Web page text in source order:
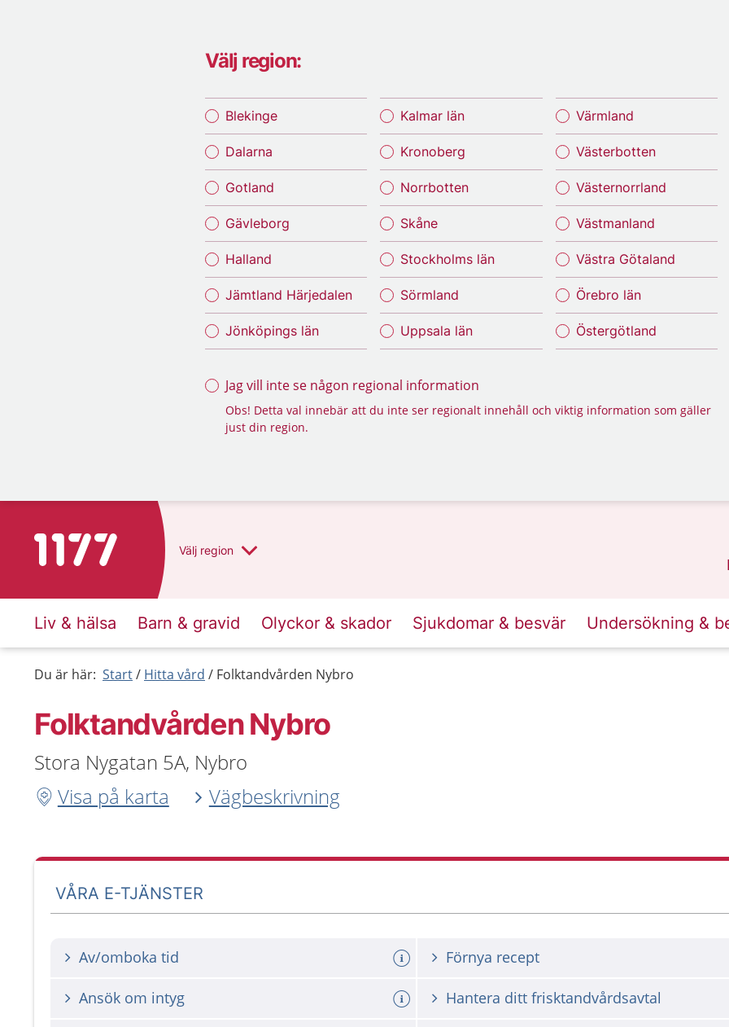
Välj region:
Blekinge
Dalarna
Gotland
Gävleborg
Halland
Jämtland Härjedalen
Jönköpings län
Kalmar län
Kronoberg
Norrbotten
Skåne
Stockholms län
Sörmland
Uppsala län
Värmland
Västerbotten
Västernorrland
Västmanland
Västra Götaland
Örebro län
Östergötland
Jag vill inte se någon regional information
Obs! Detta val innebär att du inte ser regionalt innehåll och viktig information som gäller
just din region.
Till startsidan för 1177 Välj region
Liv & hälsa Barn & gravid Olyckor & skador Sjukdomar & besvär Undersökning &
Du är här: Start Hitta vård Folktandvården Nybro
Folktandvården Nybro
Stora Nygatan 5A, Nybro
Visa på karta
Vägbeskrivning
VÅRA E-TJÄNSTER
Av/omboka tid Förnya recept
Ansök om intyg Hantera ditt frisktandvårdsavtal